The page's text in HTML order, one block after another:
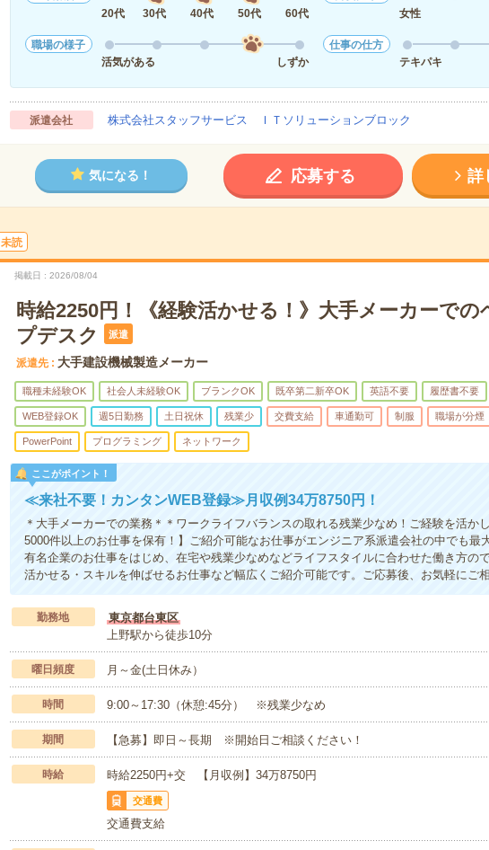
20代
30代 40代 50代 60代
女性
職場の様子
活気がある
しずか
仕事の仕方
テキパキ
派遣会社 株式会社スタッフサービス ＩＴソリューションブロック
気になる！ 応募する 詳
未読
掲載日 2026/08/04
時給2250円！《経験活かせる！》大手メーカーでの
プデスク
派遣
派遣先 大手建設機械製造メーカー
職種未経験OK 社会人未経験OK ブランクOK 既卒第二新卒OK 英語不要 履歴書不要
WEB登録OK 週5日勤務 土日祝休 残業少 交費支給 車通勤可 制服 職場が分煙
PowerPoint プログラミング ネットワーク
ここがポイント！
≪来社不要！カンタンWEB登録≫月収例34万8750円！
＊大手メーカーでの業務＊＊ワークライフバランスの取れる残業少なめ！ご経験を活か
5000件以上のお仕事を保有！】ご紹介可能なお仕事がエンジニア系派遣会社の中でも最
有名企業のお仕事をはじめ、在宅や残業少なめなどライフスタイルに合わせた働き方の
活かせる・スキルを伸ばせるお仕事など幅広くご紹介可能です。ご応募後、お気軽にご
勤務地
東京都台東区
上野駅から徒歩10分
曜日頻度 月～金(土日休み）
時間 9:00～17:30（休憩:45分） ※残業少なめ
期間 【急募】即日～長期 ※開始日ご相談ください！
時給 時給2250円+交 【月収例】34万8750円
交通費
交通費支給